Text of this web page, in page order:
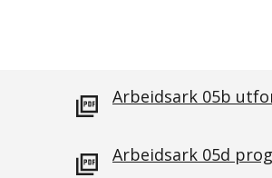
Arbeidsark 05b
Arbeidsark 05d